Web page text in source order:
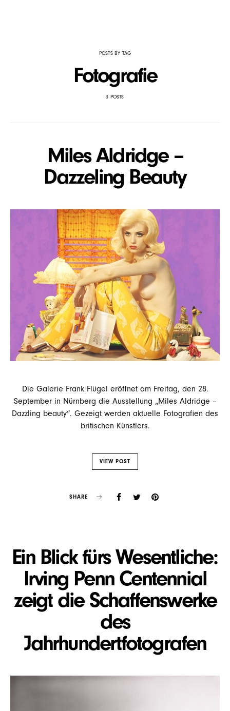
POSTS BY TAG
Fotografie
3 POSTS
Miles Aldridge –
Dazzeling Beauty
Die Galerie Frank Flügel eröffnet am Freitag, den 28.
September in Nürnberg die Ausstellung „Miles Aldridge –
Dazzling beauty“. Gezeigt werden aktuelle Fotografien des
britischen Künstlers.
VIEW POST
SHARE
Ein Blick fürs Wesentliche:
Irving Penn Centennial
zeigt die Schaffenswerke
des
Jahrhundertfotografen